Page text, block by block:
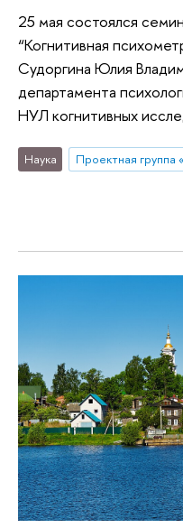
25 мая состоялся
“Когнитивная
Судоргина Юлия
департамента
НУЛ когнитивных
Наука